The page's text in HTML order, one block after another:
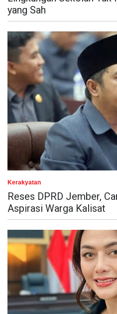
yang Sah
Kerakyatan
Reses DPRD Jember,
Aspirasi Warga Kalisat